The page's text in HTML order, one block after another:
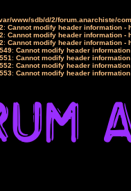
www/sdb/d/2/forum.anarchiste/
: Cannot modify header information -
: Cannot modify header information -
: Cannot modify header information -
: Cannot modify header
: Cannot modify header
: Cannot modify header
: Cannot modify header